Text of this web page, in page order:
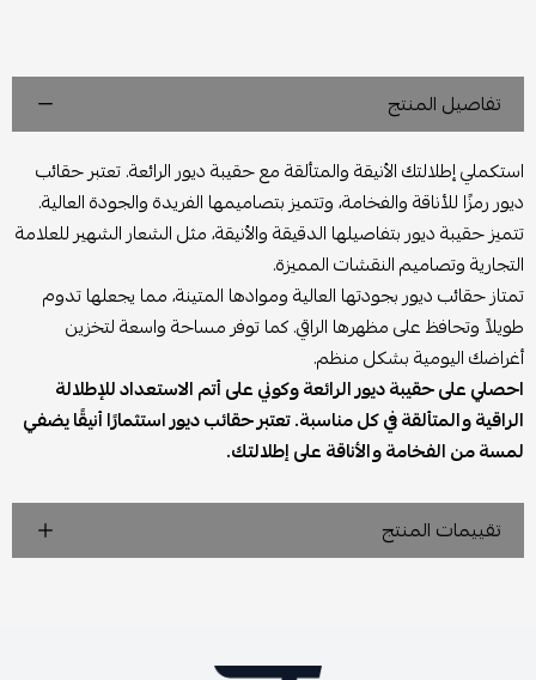
تفاصيل المنتج
استكملي إطلالتك الأنيقة والمتألقة مع حقيبة ديور الرائعة. تعتبر حقائب
ديور رمزًا للأناقة والفخامة، وتتميز بتصاميمها الفريدة والجودة العالية.
تتميز حقيبة ديور بتفاصيلها الدقيقة والأنيقة، مثل الشعار الشهير للعلامة
التجارية وتصاميم النقشات المميزة.
تمتاز حقائب ديور بجودتها العالية وموادها المتينة، مما يجعلها تدوم
طويلاً وتحافظ على مظهرها الراقي. كما توفر مساحة واسعة لتخزين
أغراضك اليومية بشكل منظم.
احصلي على حقيبة ديور الرائعة وكوني على أتم الاستعداد للإطلالة
الراقية والمتألقة في كل مناسبة. تعتبر حقائب ديور استثمارًا أنيقًا يضفي
لمسة من الفخامة والأناقة على إطلالتك.
تقييمات المنتج